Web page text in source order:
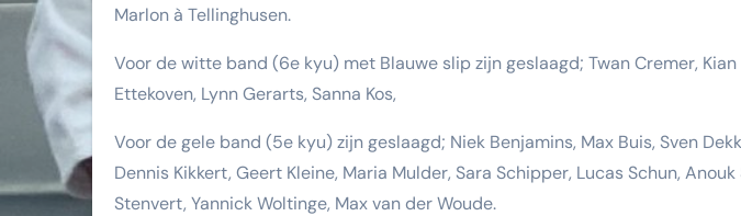
Marlon à Tellinghusen.
Voor de witte band (6e kyu) met Blauwe slip zijn geslaagd; Twan Cremer, Kian
Ettekoven, Lynn Gerarts, Sanna Kos,
Voor de gele band (5e kyu) zijn geslaagd; Niek Benjamins, Max Buis, Sven
Dennis Kikkert, Geert Kleine, Maria Mulder, Sara Schipper, Lucas Schun,
Stenvert, Yannick Woltinge, Max van der Woude.